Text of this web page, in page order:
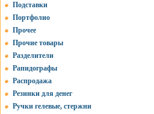
Подставки
Портфолио
Прочее
Прочие товары
Разделители
Рапидографы
Распродажа
Резинки для денег
Ручки гелевые, стержни